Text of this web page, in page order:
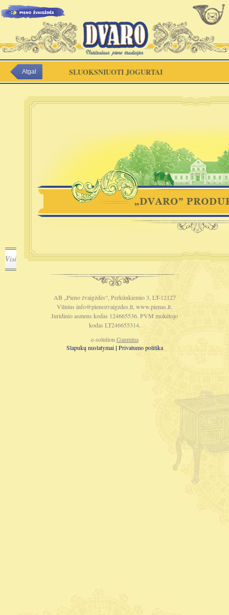
Atgal SLUOKSNIUOTI JOGURTAI
Visi
AB „Pieno žvaigždės“, Perkūnkiemio 3, LT-12127
Vilnius info@pienozvaigzdes.lt , www.pienas.lt.
Juridinio asmens kodas 124665536. PVM mokėtojo
kodas LT246655314.
e-solution Gaumina
Slapukų nustatymai| Privatumo politika